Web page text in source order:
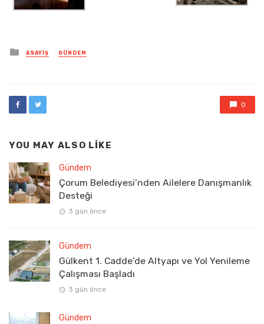
Posted
in
ASAYIŞ GÜNDEM
0
YOU MAY ALSO LIKE
Gündem
Çorum Belediyesi’nden Ailelere Danışmanlık
Desteği
3 gün önce
Gündem
Gülkent 1. Cadde’de Altyapı ve Yol Yenileme
Çalışması Başladı
3 gün önce
Gündem